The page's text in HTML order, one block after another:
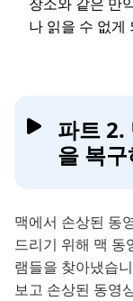
나 읽을 수 없게
파트 2.
을 복
맥에서 손상된 동
드리기 위해 맥 동
램들을 찾아냈습
보고 손상된 동영